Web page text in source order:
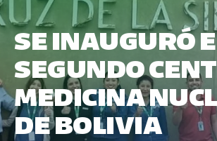
SE INAUGURÓ
SEGUNDO
MEDICINA
DE BOLIVIA